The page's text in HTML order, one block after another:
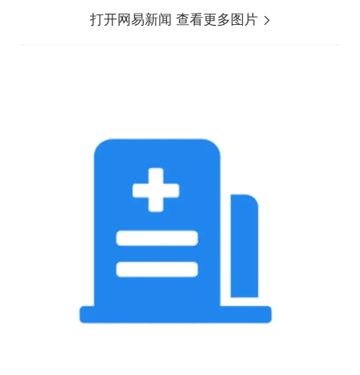
打开网易新闻 查看更多图片